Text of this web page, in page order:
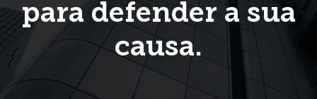
para defender a sua
causa.